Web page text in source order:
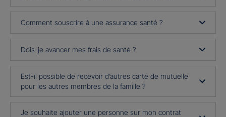
Comment souscrire à une assurance santé ?
Dois-je avancer mes frais de santé ?
Est-il possible de recevoir d’autres carte de mutuelle
pour les autres membres de la famille ?
Je souhaite ajouter une personne sur mon contrat